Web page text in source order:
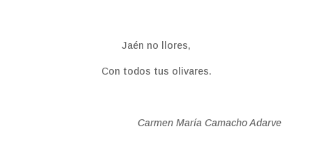
Jaén no llores,
Con todos tus olivares.
Carmen María Camacho Adarve